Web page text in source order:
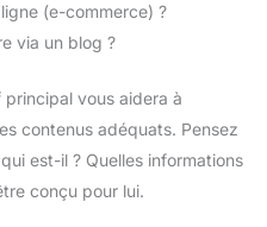
(e-commerce) ?
via un blog ?
vous aidera à
contenus adéquats. Pensez
est-il ? Quelles informations
conçu pour lui.